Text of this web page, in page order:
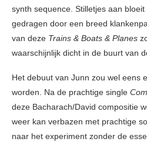
synth sequence. Stilletjes aan
gedragen door een breed
van deze Trains & Boats & Planes
waarschijnlijk dicht in de buurt van
Het debuut van Junn zou wel eens
worden. Na de prachtige single
deze Bacharach/David compositie
weer kan verbazen met prachtige
naar het experiment zonder de